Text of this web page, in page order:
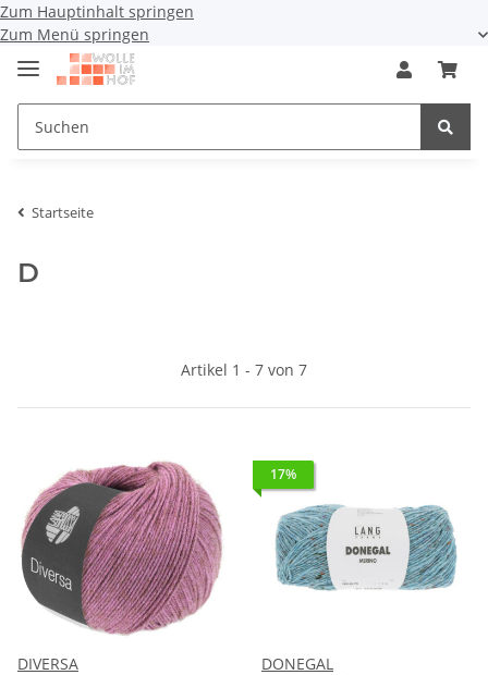
Zum Hauptinhalt springen
Zum Menü springen
Startseite
D
Artikel 1 - 7 von 7
DIVERSA
17%
DONEGAL